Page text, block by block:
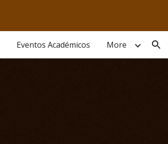
Eventos Académicos More